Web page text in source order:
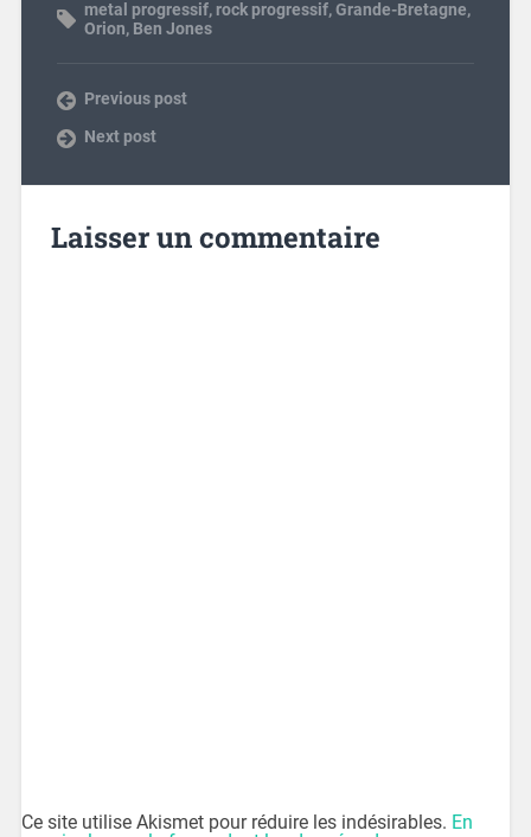
metal progressif, rock progressif,Grande-Bretagne,
Orion, Ben Jones
Previous post
Next post
Laisser un commentaire
Ce site utilise Akismet pour réduire les indésirables. En